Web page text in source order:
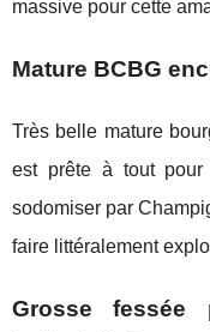
massive pour cette
Mature BCBG
Très belle mature
est prête à tout pour
sodomiser par
faire littéralement
Grosse fessée